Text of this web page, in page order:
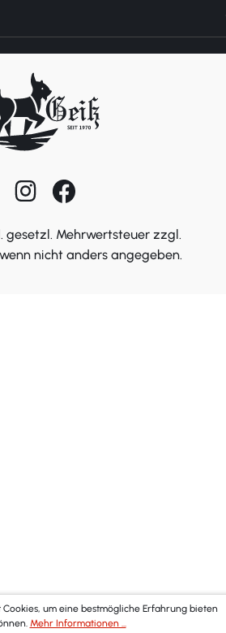
gesetzl. Mehrwertsteuer zzgl.
nicht anders angegeben.
um eine bestmögliche Erfahrung bieten
Mehr Informationen ...